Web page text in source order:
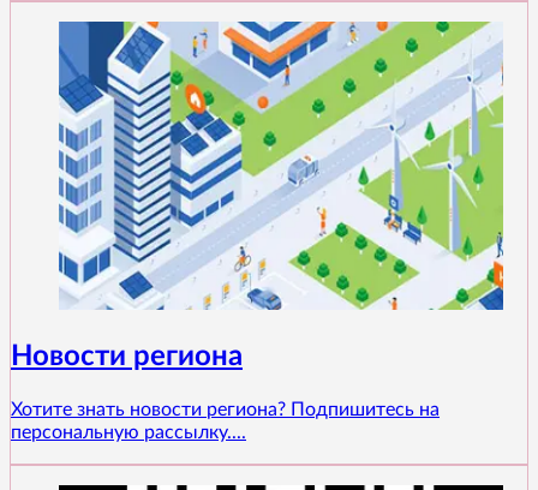
Новости региона
Хотите знать новости региона? Подпишитесь на
персональную рассылку....